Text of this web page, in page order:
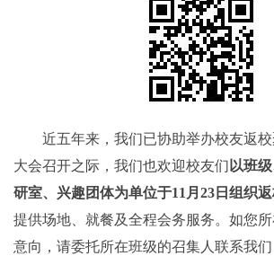
近五年来，我们已协助举办校友返
大会召开之际，我们也欢迎校友们 以班
研室、兴趣团体为单位于11月23日组织
提供场地、就餐及全程会务服务。如您
意向，请委托所在班级的召集人联系我